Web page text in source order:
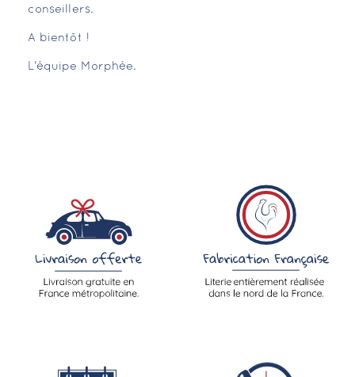
conseillers.
A bientôt !
L'équipe Morphée.